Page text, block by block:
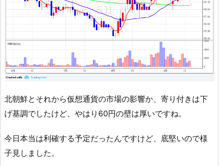
北朝鮮とそれから仮想通貨の市場の影響か、寄り付きは下
げ基調でしたけど、やはり60円の壁は厚いですね。
今日本当は利確する予定だったんですけど、底堅いので様
子見しました。